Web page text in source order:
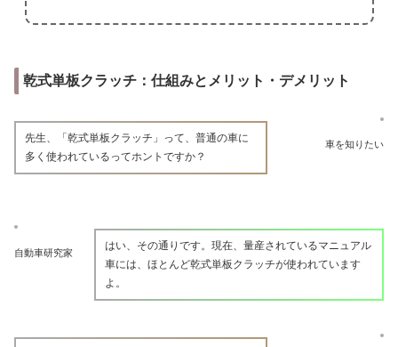
乾式単板クラッチ：仕組みとメリット・デメリット
車を知りたい
先生、「乾式単板クラッチ」って、普通の車に
多く使われているってホントですか？
自動車研究家
はい、その通りです。現在、量産されているマニュアル
車には、ほとんど乾式単板クラッチが使われています
よ。